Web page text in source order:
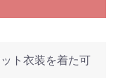
ト衣装を着た可